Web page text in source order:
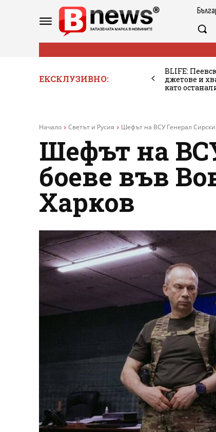
ЕКСКЛУЗИВНО:
BLIFE:
джетове и
като
Начало Светът и Русия Шефът на ВСУ Генерал Сирски
Шефът на
боеве във
Харков